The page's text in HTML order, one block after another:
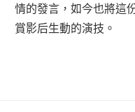
情的發言，如今也將這
賞影后生動的演技。